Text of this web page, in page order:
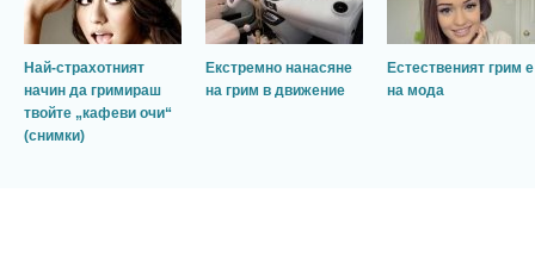
Най-страхотният
начин да гримираш
твойте „кафеви очи“
(снимки)
Екстремно нанасяне
на грим в движение
Естественият грим е
на мода